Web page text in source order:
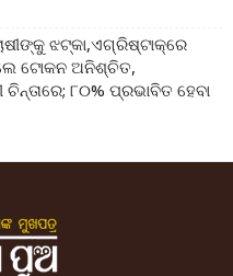
ଝଟ୍‌କା,ଏଗ୍ରିଷ୍ଟାକ୍‌ରେ
ଟୋକନ ଅନିଶ୍ଚିତ,
୮୦% ପ୍ରଭାବିତ ହେବା